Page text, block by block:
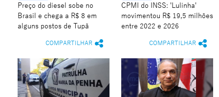
Preço do diesel sobe no
Brasil e chega a R$ 8 em
alguns postos de Tupã
COMPARTILHAR
CPMI do INSS: 'Lulinha'
movimentou R$ 19,5 milhões
entre 2022 e 2026
COMPARTILHAR